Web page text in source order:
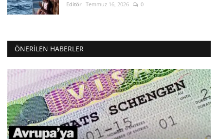
Editör Temmuz 16, 2026 0
ÖNERILEN HABERLER